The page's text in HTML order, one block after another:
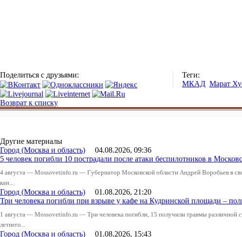
Поделиться с друзьями:
Теги:
МКАД Марат
Возврат к списку
Другие материалы
Город (Москва и область) 04.08.2026, 09:36
5 человек погибли 10 пострадали после атаки беспилотников в
4 августа — Mossovetinfo.ru — Губернатор Московской области Андрей Воробьев в
кан...
Город (Москва и область) 01.08.2026, 21:20
Три человека погибли при взрыве у кафе на Кудринской площади
1 августа — Mossovetinfo.ru — Три человека погибли, 15 получили травмы различной
летнего...
Город (Москва и область) 01.08.2026, 15:43